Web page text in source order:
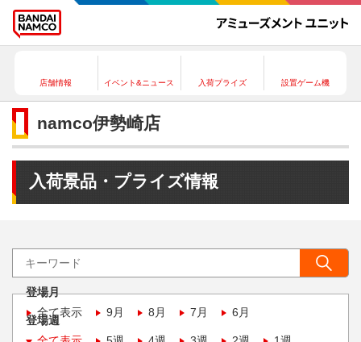
店舗情報 イベント&ニュース 入荷プライズ 設置ゲーム機
namco伊勢崎店
入荷景品・プライズ情報
登場月
全て表示
9月 8月 7月 6月
登場週